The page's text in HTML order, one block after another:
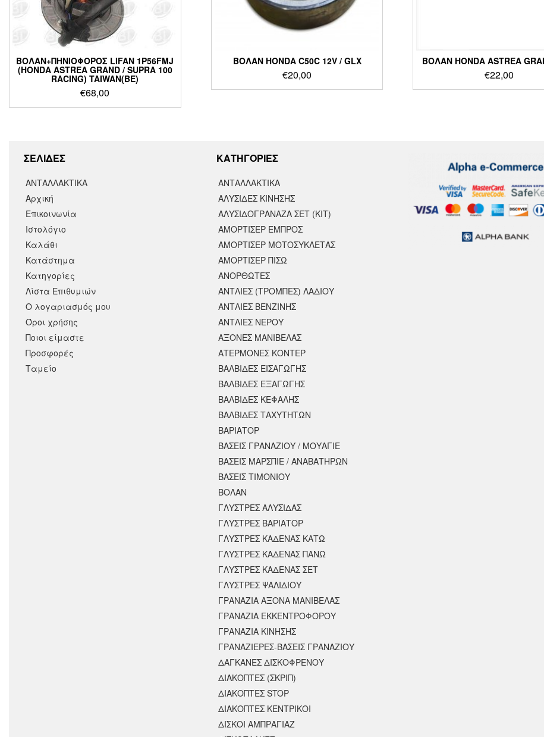
ΒΟΛΑΝ+ΠΗΝΙΟΦΟΡΟΣ LIFAN 1P56FMJ
(HONDA ASTREA GRAND / SUPRA 100
RACING) TAIWAN(BE)
€68,00
ΒΟΛΑΝ HONDA C50C 12V / GLX
€20,00
ΒΟΛΑΝ HONDA ASTREA
€22,00
ΣΕΛΙΔΕΣ
ΑΝΤΑΛΛΑΚΤΙΚΑ
Αρχική
Επικοινωνία
Ιστολόγιο
Καλάθι
Κατάστημα
Κατηγορίες
Λίστα Επιθυμιών
Ο λογαριασμός μου
Όροι χρήσης
Ποιοι είμαστε
Προσφορές
Ταμείο
KΑΤΗΓΟΡΙΕΣ
ΑΝΤΑΛΛΑΚΤΙΚΆ
ΑΛΥΣΙΔΕΣ ΚΙΝΗΣΗΣ
ΑΛΥΣΙΔΟΓΡΑΝΑΖΑ ΣΕΤ (ΚΙΤ)
ΑΜΟΡΤΙΣΕΡ ΕΜΠΡΟΣ
ΑΜΟΡΤΙΣΈΡ ΜΟΤΟΣΥΚΛΈΤΑΣ
ΑΜΟΡΤΙΣΕΡ ΠΙΣΩ
ΑΝΟΡΘΩΤΕΣ
ΑΝΤΛΙΕΣ (ΤΡΟΜΠΕΣ) ΛΑΔΙΟΥ
ΑΝΤΛΙΕΣ ΒΕΝΖΙΝΗΣ
ΑΝΤΛΙΕΣ ΝΕΡΟΥ
ΑΞΟΝΕΣ ΜΑΝΙΒΕΛΑΣ
ΑΤΕΡΜΟΝΕΣ ΚΟΝΤΕΡ
ΒΑΛΒΙΔΕΣ ΕΙΣΑΓΩΓΗΣ
ΒΑΛΒΙΔΕΣ ΕΞΑΓΩΓΗΣ
ΒΑΛΒΙΔΕΣ ΚΕΦΑΛΗΣ
ΒΑΛΒΙΔΕΣ ΤΑΧΥΤΗΤΩΝ
ΒΑΡΙΑΤΟΡ
ΒΑΣΕΙΣ ΓΡΑΝΑΖΙΟΥ / ΜΟΥΑΓΙΕ
ΒΑΣΕΙΣ ΜΑΡΣΠΙΕ / ΑΝΑΒΑΤΗΡΩΝ
ΒΑΣΕΙΣ ΤΙΜΟΝΙΟΥ
ΒΟΛΑΝ
ΓΛΥΣΤΡΕΣ ΑΛΥΣΙΔΑΣ
ΓΛΥΣΤΡΕΣ ΒΑΡΙΑΤΟΡ
ΓΛΥΣΤΡΕΣ ΚΑΔΕΝΑΣ ΚΑΤΩ
ΓΛΥΣΤΡΕΣ ΚΑΔΕΝΑΣ ΠΑΝΩ
ΓΛΥΣΤΡΕΣ ΚΑΔΕΝΑΣ ΣΕΤ
ΓΛΥΣΤΡΕΣ ΨΑΛΙΔΙΟΥ
ΓΡΑΝΑΖΙΑ ΑΞΟΝΑ ΜΑΝΙΒΕΛΑΣ
ΓΡΑΝΑΖΙΑ ΕΚΚΕΝΤΡΟΦΟΡΟΥ
ΓΡΑΝΑΖΙΑ ΚΙΝΗΣΗΣ
ΓΡΑΝΑΖΙΕΡΕΣ-ΒΑΣΕΙΣ ΓΡΑΝΑΖΙΟΥ
ΔΑΓΚΑΝΕΣ ΔΙΣΚΟΦΡΕΝΟΥ
ΔΙΑΚΟΠΤΕΣ (ΣΚΡΙΠ)
ΔΙΑΚΟΠΤΕΣ STOP
ΔΙΑΚΟΠΤΕΣ ΚΕΝΤΡΙΚΟΙ
ΔΙΣΚΟΙ ΑΜΠΡΑΓΙΑΖ